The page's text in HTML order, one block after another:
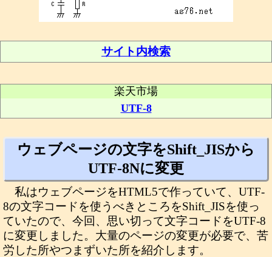
サイト内検索
楽天市場
UTF-8
ウェブページの文字をShift_JISから
UTF-8Nに変更
私はウェブページをHTML5で作っていて、UTF-
8の文字コードを使うべきところをShift_JISを使っ
ていたので、今回、思い切って文字コードをUTF-8
に変更しました。大量のページの変更が必要で、苦
労した所やつまずいた所を紹介します。